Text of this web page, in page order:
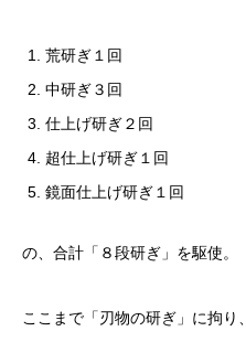
荒研ぎ１回
中研ぎ３回
仕上げ研ぎ２回
超仕上げ研ぎ１回
鏡面仕上げ研ぎ１回
の、合計「８段研ぎ」を駆使。
ここまで「刃物の研ぎ」に拘